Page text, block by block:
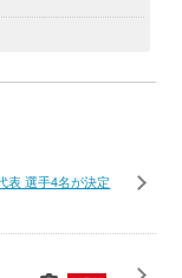
表 選手4名が決定